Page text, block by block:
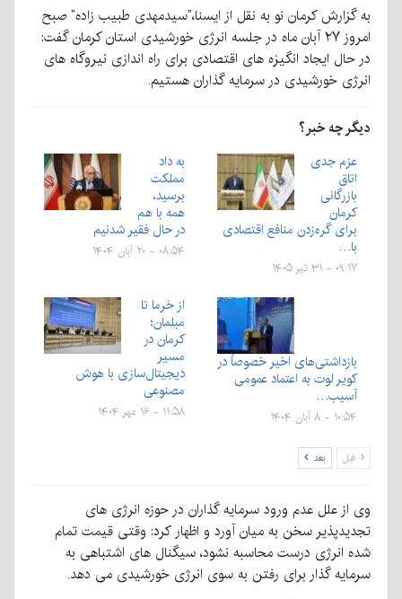
به گزارش کرمان نو به نقل از ایسنا،”سیدمهدی طبیب زاده” صبح
امروز ۲۷ آبان ماه در جلسه انرژی خورشیدی استان کرمان گفت:
در حال ایجاد انگیزه های اقتصادی برای راه اندازی نیروگاه های
انرژی خورشیدی در سرمایه گذاران هستیم.
دیگر چه خبر؟
عزم جدی
اتاق
بازرگانی
کرمان
برای گره‌زدن منافع اقتصادی
با…
۰۹:۱۷ - ۳۱ تیر ۱۴۰۵
به داد
مملکت
برسید،
همه با هم
در حال فقیر شدنیم
۰۸:۵۴ - ۲۰ آبان ۱۴۰۴
بازداشتی‌های اخیر خصوصاً در
کویر لوت به اعتماد عمومی
آسیب…
۱۰:۵۴ - ۸ آبان ۱۴۰۴
از خرما تا
مبلمان؛
کرمان در
مسیر
دیجیتال‌سازی با هوش
مصنوعی
۱۱:۵۸ - ۱۶ مهر ۱۴۰۴
قبل بعد
وی از علل عدم ورود سرمایه گذاران در حوزه انرژی های
تجدیدپذیر سخن به میان آورد و اظهار کرد: وقتی قیمت تمام
شده انرژی درست محاسبه نشود، سیگنال های اشتباهی به
سرمایه گذار برای رفتن به سوی انرژی خورشیدی می دهد.